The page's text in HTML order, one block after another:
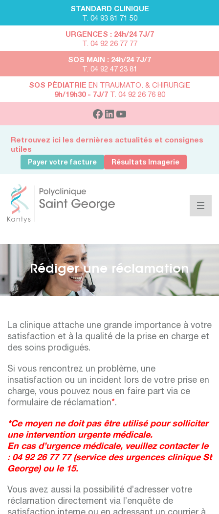
STANDARD CLINIQUE
T. 04 93 81 71 50
URGENCES : 24h/24 7J/7
T. 04 92 26 77 77
SOS MAIN : 24h/24 7J/7
T. 04 92 47 23 81
SOS PÉDIATRIE EN TRAUMATO. & CHIRURGIE
9h/19h30 - 7J/7T. 04 92 26 76 80
Retrouvez ici les dernières actualités et consignes
utiles
Payer votre facture Résultats Imagerie
Rédiger une réclamation
La clinique attache une grande importance à votre
satisfaction et à la qualité de la prise en charge et
des soins prodigués.
Si vous rencontrez un problème, une
insatisfaction ou un incident lors de votre prise en
charge, vous pouvez nous en faire part via ce
formulaire de réclamation*.
*Ce moyen ne doit pas être utilisé pour solliciter
une intervention urgente médicale.
En cas d’urgence médicale, veuillez contacter le
: 04 92 26 77 77 (service des urgences clinique St
George) ou le 15.
Vous avez aussi la possibilité d’adresser votre
réclamation directement via l’enquête de